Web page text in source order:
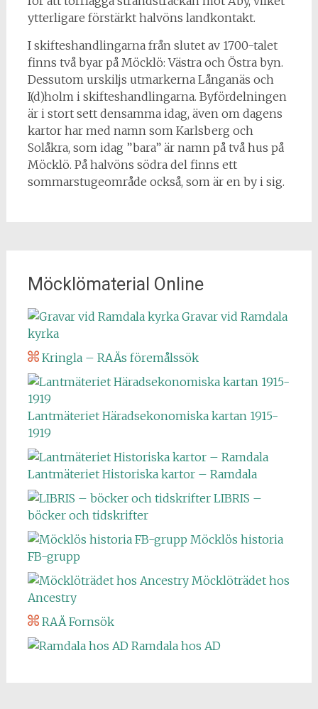
ytterligare förstärkt halvöns landkontakt.
I skifteshandlingarna från slutet av 1700-talet
finns två byar på Möcklö: Västra och Östra byn.
Dessutom urskiljs utmarkerna Långanäs och
I(d)holm i skifteshandlingarna. Byfördelningen
är i stort sett densamma idag, även om dagens
kartor har med namn som Karlsberg och
Solåkra, som idag ”bara” är namn på två hus på
Möcklö. På halvöns södra del finns ett
sommarstugeområde också, som är en by i sig.
Möcklömaterial Online
Gravar vid Ramdala
kyrka
Kringla – RAÄs föremålssök
Lantmäteriet Häradsekonomiska kartan 1915-
1919
Lantmäteriet Historiska kartor – Ramdala
LIBRIS –
böcker och tidskrifter
Möcklös historia
FB-grupp
Möcklöträdet hos
Ancestry
RAÄ Fornsök
Ramdala hos AD